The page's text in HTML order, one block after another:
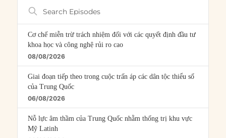
Search
Episodes
Cơ chế miễn trừ trách nhiệm đối với các quyết định đầu tư
khoa học và công nghệ rủi ro cao
08/08/2026
Giai đoạn tiếp theo trong cuộc trấn áp các dân tộc thiểu số
của Trung Quốc
06/08/2026
Nỗ lực âm thầm của Trung Quốc nhằm thống trị khu vực
Mỹ Latinh